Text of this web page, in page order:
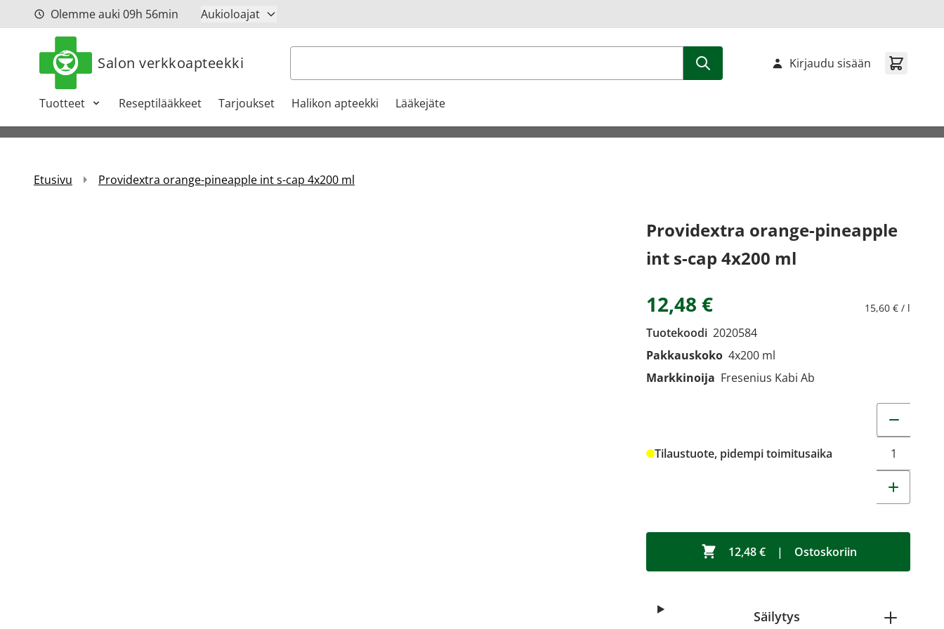
Siirry sisältöönOlemme auki 09h 56min Aukioloajat
Salon verkkoapteekki Haku
Tuotteet Reseptilääkkeet Tarjoukset Halikon apteekki Lääkejäte
Kirjaudu sisään
Etusivu Providextra orange-pineapple int s-cap 4x200 ml
Providextra orange-pineapple
int s-cap 4x200 ml
12,48 € 15,60 € / l
Tuotekoodi 2020584
Pakkauskoko 4x200 ml
Markkinoija Fresenius Kabi Ab
Tilaustuote, pidempi toimitusaika
12,48 € | Ostoskoriin
Säilytys